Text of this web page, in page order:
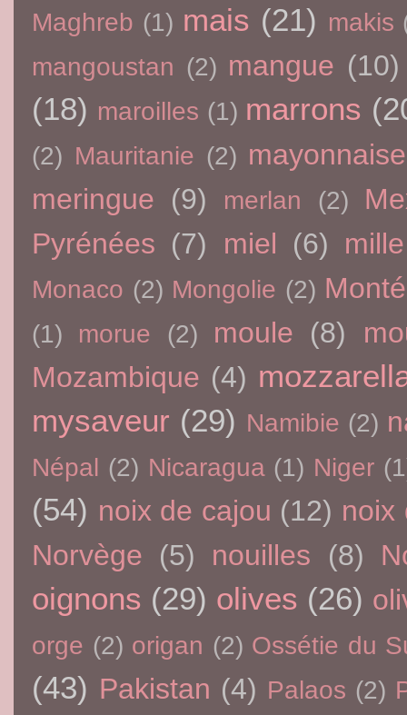
Maghreb (1) mais (21) makis
mangoustan (2) mangue (10)
(18) maroilles (1) marrons
(2) Mauritanie (2) mayonnaise
meringue (9) merlan (2)
Pyrénées (7) miel (6)
Monaco (2) Mongolie (2)
(1) morue (2) moule (8)
Mozambique (4)
mysaveur (29) Namibie (2)
Népal (2) Nicaragua (1) Niger
(54) noix de cajou (12) noix
Norvège (5) nouilles (8)
oignons (29) olives (26)
orge (2) origan (2) Ossétie du
(43) Pakistan (4) Palaos (2)